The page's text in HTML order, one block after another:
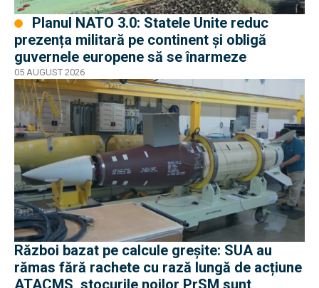
prezența militară pe continent și obligă
guvernele europene să se înarmeze
05 AUGUST 2026
Război bazat pe calcule greșite: SUA au
rămas fără rachete cu rază lungă de acțiune